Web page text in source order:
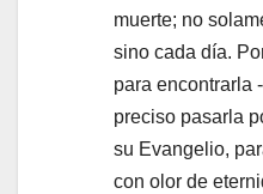
muerte; no
sino cada día.
para encontrarla
preciso pasarla
su Evangelio,
con olor de